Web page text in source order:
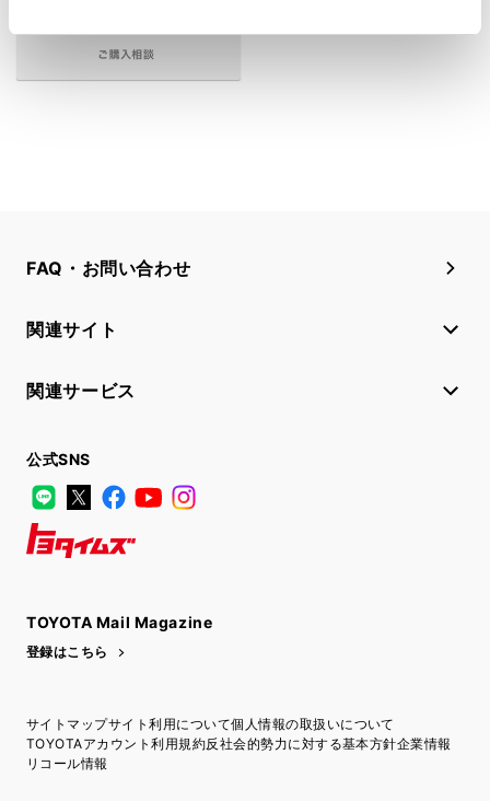
FAQ・お問い合わせ
関連サイト
関連サービス
公式SNS
LINE
X FacebookYouTube
TOYOTA Mail Magazine
登録はこちら
サイトマップサイト利用について個人情報の取扱いについて
TOYOTAアカウント利用規約反社会的勢力に対する基本方針企業情報
リコール情報